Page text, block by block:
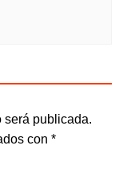
será publicada.
con *